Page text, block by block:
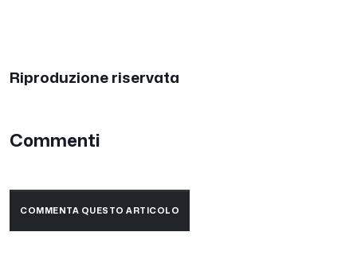
Riproduzione riservata
Commenti
COMMENTA QUESTO ARTICOLO